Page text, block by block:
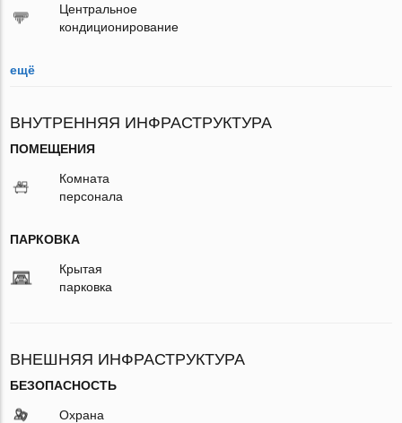
Центральное
кондиционирование
ещё
ВНУТРЕННЯЯ ИНФРАСТРУКТУРА
ПОМЕЩЕНИЯ
Комната
персонала
ПАРКОВКА
Крытая
парковка
ВНЕШНЯЯ ИНФРАСТРУКТУРА
БЕЗОПАСНОСТЬ
Охрана